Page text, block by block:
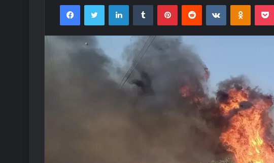
FacebookTwitter LinkedInTumblr PinterestReddit VKontakte